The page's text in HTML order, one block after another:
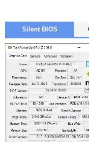
Silent BIOS